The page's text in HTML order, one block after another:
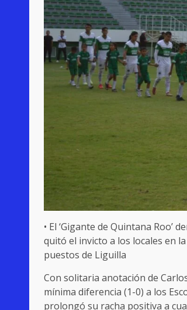
• El ‘Gigante de Quintana Roo’
quitó el invicto a los locales en
puestos de Liguilla
Con solitaria anotación de
mínima diferencia (1-0) a los
prolongó su racha positiva a